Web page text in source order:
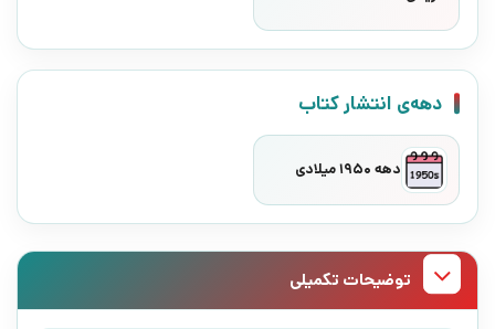
دهه‌ی انتشار کتاب
دهه 1950 میلادی
توضیحات تکمیلی